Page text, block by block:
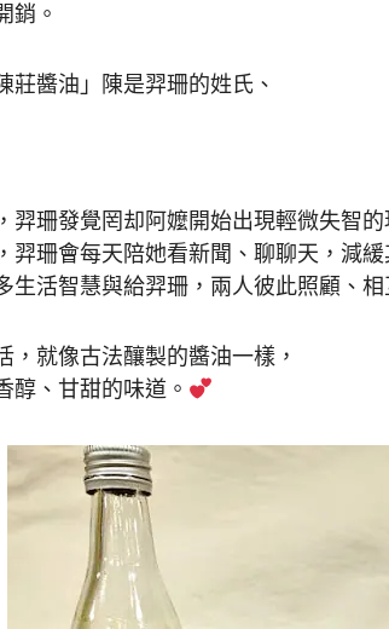
銷。
莊醬油」陳是羿珊的姓氏、
羿珊發覺罔却阿嬤開始出現輕微失智
羿珊會每天陪她看新聞、聊聊天，減
生活智慧與給羿珊，兩人彼此照顧、
，就像古法釀製的醬油一樣，
醇、甘甜的味道。